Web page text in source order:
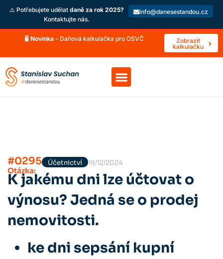
⚠️ Potřebujete udělat daně za rok 2025?
Kontaktujte nás.
info@danesestandou.cz
🖥️Novinka - Daňová kalkulačka pro OSVČ
Zobrazit
kalkulačku
#0295 Účetnictví 19/12/2024
Otázka:
K jakému dni lze účtovat o
výnosu? Jedná se o prodej
nemovitosti.
ke dni sepsání kupní